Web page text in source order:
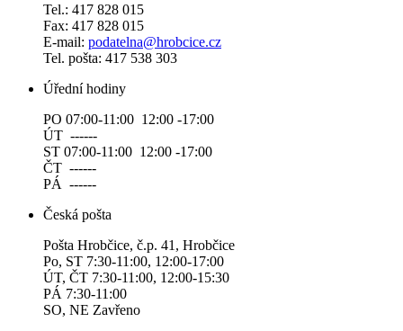
Tel.: 417 828 015
Fax: 417 828 015
E-mail: podatelna@hrobcice.cz
Tel. pošta: 417 538 303
Úřední hodiny
PO 07:00-11:00 12:00 -17:00
ÚT ------
ST 07:00-11:00 12:00 -17:00
ČT ------
PÁ ------
Česká pošta
Pošta Hrobčice, č.p. 41, Hrobčice
Po, ST 7:30-11:00, 12:00-17:00
ÚT, ČT 7:30-11:00, 12:00-15:30
PÁ 7:30-11:00
SO, NE Zavřeno